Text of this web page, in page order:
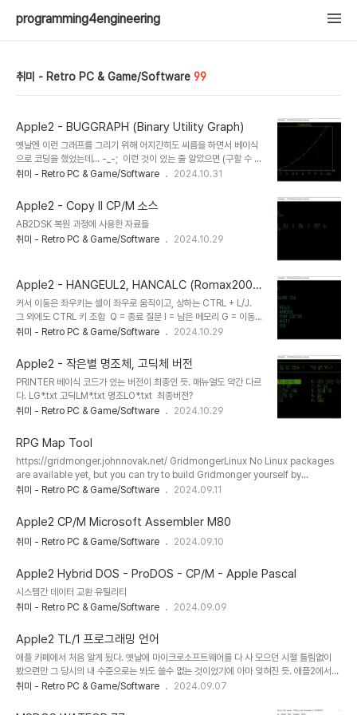
programming4engineering
취미 - Retro PC & Game/Software 99
Apple2 - BUGGRAPH (Binary Utility Graph)
옛날엔 이런 그래프를 그리기 위해 어지간히도 씨름을 하면서 베이식
으로 코딩을 했었는데... -_-; 이런 것이 있는 줄 알았으면 (구할 수 있
었을지는 모르지만) 참 편했을 듯 하다. Instruction은 영어라 다행인
취미 - Retro PC & Game/Software 2024.10.31
Apple2 - Copy II CP/M 소스
AB2DSK 복원 과정에 사용한 자료들
취미 - Retro PC & Game/Software
2024.10.29
Apple2 - HANGEUL2, HANCALC (Romax200
0)
커서 이동은 좌우키는 셀이 좌우로 움직이고, 상하는 CTRL + L/J.
그 외에도 CTRL 키 조합 ​ Q = 종료 질문 I = 남은 메모리 G = 이동할
칸은? F = 소수점 이하 자리수 R = 재계산 상태 토글 H / U = 셀 좌,
영역 지정, 영역 내 내용 삭제
취미 - Retro PC & Game/Software 2024.10.29
Apple2 - 작은별 명조체, 고딕체 버전
PRINTER 베이식 코드가 있는 버전이 최종인 듯. 매뉴얼도 약간 다르
다. LG*.txt 고딕LM*.txt 명조LO*.txt 최종버전?
취미 - Retro PC & Game/Software
2024.10.29
RPG Map Tool
https://gridmonger.johnnovak.net/ GridmongerLinux No Linux packages
are available yet, but you can try to build Gridmonger yourself by
following the build instructions. There might be some graphical glitches
program works perfectly.gridmonger.johnnovak.net
취미 - Retro PC & Game/Software 2024.09.11
Apple2 CP/M Microsoft Assembler M80
취미 - Retro PC & Game/Software 2024.09.10
Apple2 Hybrid DOS - ProDOS - CP/M - Apple Pascal
시스템간 데이터 교환 유틸리티
취미 - Retro PC & Game/Software
2024.09.09
Apple2 TL/1 프로그래밍 언어
애플 카페에서 처음 알게 됬다. 옛날에 마이크로소프트웨어를 다 사 모으던 시절 틀림없이
봤으련만 그 당시의 내 수준으로는 봐도 쓸수 없는 것이었기에 아마 잊혀진 듯. 애플2에서
속도 때문에 6502 어셈블리 프로그래밍을 고민했지만 다시 다 배워서 하긴 그런 상황에 생
부는 해 보고 있지만 참 자료 찾기가 힘들다. 일본에서 만든 것이라 그런지... 일단 모은 자료
취미 - Retro PC & Game/Software 2024.09.07